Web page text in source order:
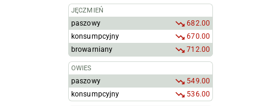
JĘCZMIEŃ
paszowy
682.00
konsumpcyjny
670.00
browarniany
712.00
OWIES
paszowy
549.00
konsumpcyjny
536.00